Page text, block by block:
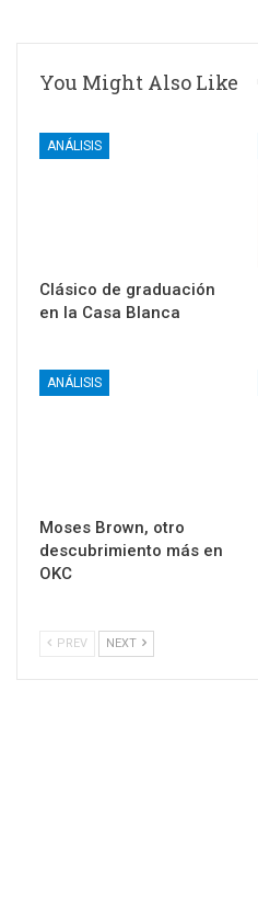
You Might Also Like
ANÁLISIS
Clásico de graduación
en la Casa Blanca
ANÁLISIS
Moses Brown, otro
descubrimiento más en
OKC
PREV NEXT